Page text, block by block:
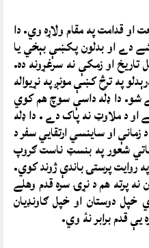
او قدامت په مقام ولاړه وي. دا
دے او بدلون پکښې بېخي يا
او زمکې نه سرغړونه ده.
په ترڅ کښې مونږ په نړيواله
شو. دا ډله داسې سوچ هم کوي
او د ملاوټ نه پاک دے . دا ډله
او ساينسي ارتقايي سفر د
شعور په بنسټ ناست ګروپ
روايت پرستۍ باندې ژوند کوي.
پرته هم د نړۍ سره قدم وهلے
دوستان او خپل ګاونډيان
قدم برابر نۀ وي.